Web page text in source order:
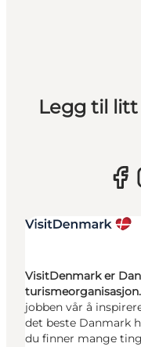
Legg til
VisitDenmark er
turismeorganisasjon.
jobben vår å
det beste Danmark
du finner mange